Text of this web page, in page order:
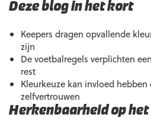
Deze blog in het kort
Keepers dragen opvallende
zijn
De voetbalregels verplichten
rest
Kleurkeuze kan invloed hebben
zelfvertrouwen
Herkenbaarheid op het